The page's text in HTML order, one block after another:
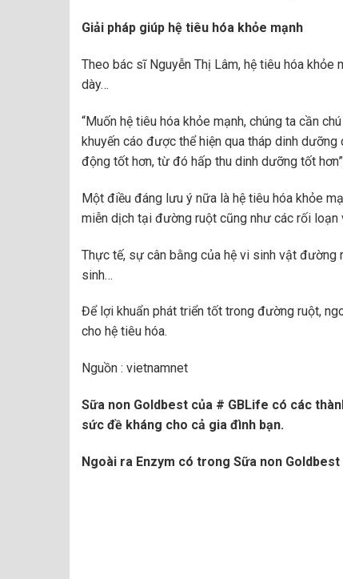
Giải pháp giúp hệ tiêu hóa khỏe mạnh
Theo bác sĩ Nguyễn Thị Lâm, hệ tiêu hóa
dày…
“Muốn hệ tiêu hóa khỏe mạnh, chúng ta cần
khuyến cáo được thể hiện qua tháp dinh
động tốt hơn, từ đó hấp thu dinh dưỡng tốt
Một điều đáng lưu ý nữa là hệ tiêu hóa khỏe
miễn dịch tại đường ruột cũng như các rối
Thực tế, sự cân bằng của hệ vi sinh vật đường
sinh…
Để lợi khuẩn phát triển tốt trong đường ruột,
cho hệ tiêu hóa.
Nguồn : vietnamnet
Sữa non Goldbest của # GBLife có các
sức đề kháng cho cả gia đình bạn.
Ngoài ra Enzym có trong Sữa non